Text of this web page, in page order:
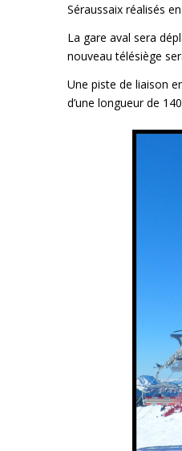
Séraussaix réalisés
La gare aval sera
nouveau télésiège
Une piste de liaison
d’une longueur de